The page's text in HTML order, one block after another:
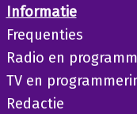
Informatie
Frequenties
Radio en
TV en
Redactie